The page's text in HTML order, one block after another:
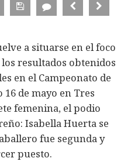
a situarse en el foco
resultados obtenidos
en el Campeonato de
de mayo en Tres
femenina, el podio
Isabella Huerta se
fue segunda y
puesto.